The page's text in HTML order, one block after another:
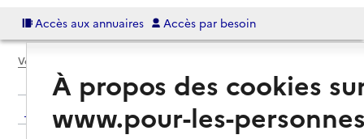
Accès aux annuaires Accès par besoin
Voir le fil d’Ariane
Retour aux résultats de l'annuaire
À propos des cookies
www.pour-les-